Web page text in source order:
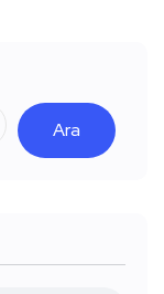
Ara